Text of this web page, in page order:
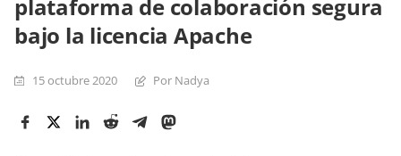
plataforma de colaboración segura
bajo la licencia Apache
15 octubre 2020 Por Nadya